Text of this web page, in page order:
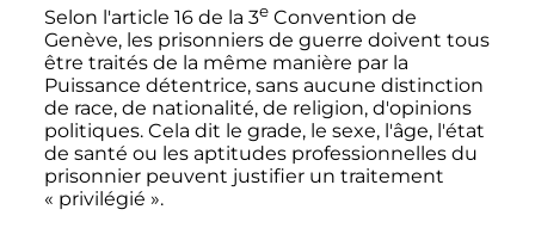
Selon l'article 16 de la 3eConvention de
Genève, les prisonniers de guerre doivent tous
être traités de la même manière par la
Puissance détentrice, sans aucune distinction
de race, de nationalité, de religion, d'opinions
politiques. Cela dit le grade, le sexe, l'âge, l'état
de santé ou les aptitudes professionnelles du
prisonnier peuvent justifier un traitement
« privilégié ».